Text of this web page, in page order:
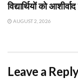
विद्यार्थियों को
AUGUST 2, 2026
Leave a